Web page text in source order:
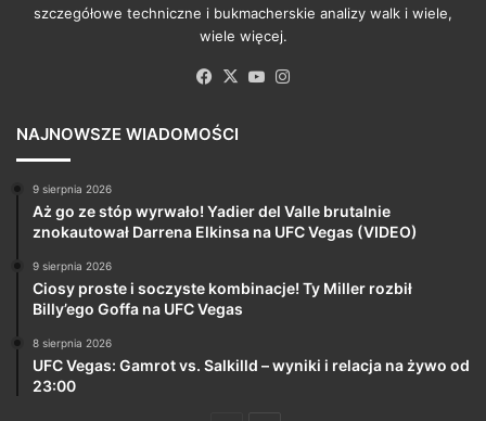
szczegółowe techniczne i bukmacherskie analizy walk i wiele,
wiele więcej.
Facebook
X YouTube
NAJNOWSZE WIADOMOŚCI
9 sierpnia 2026
Aż go ze stóp wyrwało! Yadier del Valle brutalnie
znokautował Darrena Elkinsa na UFC Vegas (VIDEO)
9 sierpnia 2026
Ciosy proste i soczyste kombinacje! Ty Miller rozbił
Billy’ego Goffa na UFC Vegas
8 sierpnia 2026
UFC Vegas: Gamrot vs. Salkilld – wyniki i relacja na żywo od
23:00